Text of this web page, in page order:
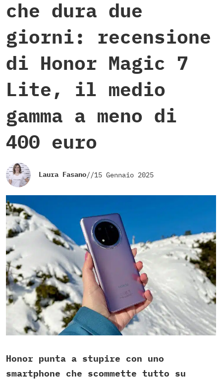
che dura due
giorni: recensione
di Honor Magic 7
Lite, il medio
gamma a meno di
400 euro
Laura Fasano//15 Gennaio 2025
Honor punta a stupire con uno
smartphone che scommette tutto su